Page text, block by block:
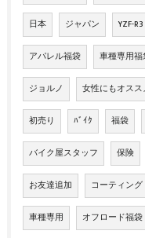
日本 ジャパン YZF-R3
アパレル福袋 車種専用福
ジョルノ 女性にもオスス
初売り ﾊﾞｲｸ 福袋
バイク屋スタッフ 保険
お友達追加 コーティング
車種専用 オフロード福袋